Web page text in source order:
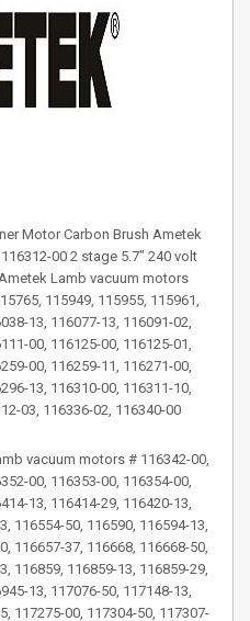
Motor Carbon Brush Ametek
00 2 stage 5.7" 240 volt
Lamb vacuum motors
115949, 115955, 115961,
13, 116077-13, 116091-02,
00, 116125-00, 116125-01,
00, 116259-11, 116271-00,
13, 116310-00, 116311-10,
03, 116336-02, 116340-00
vacuum motors # 116342-00,
00, 116353-00, 116354-00,
13, 116414-29, 116420-13,
116554-50, 116590, 116594-13,
116657-37, 116668, 116668-50,
116859, 116859-13, 116859-29,
13, 117076-50, 117148-13,
117275-00, 117304-50, 117307-